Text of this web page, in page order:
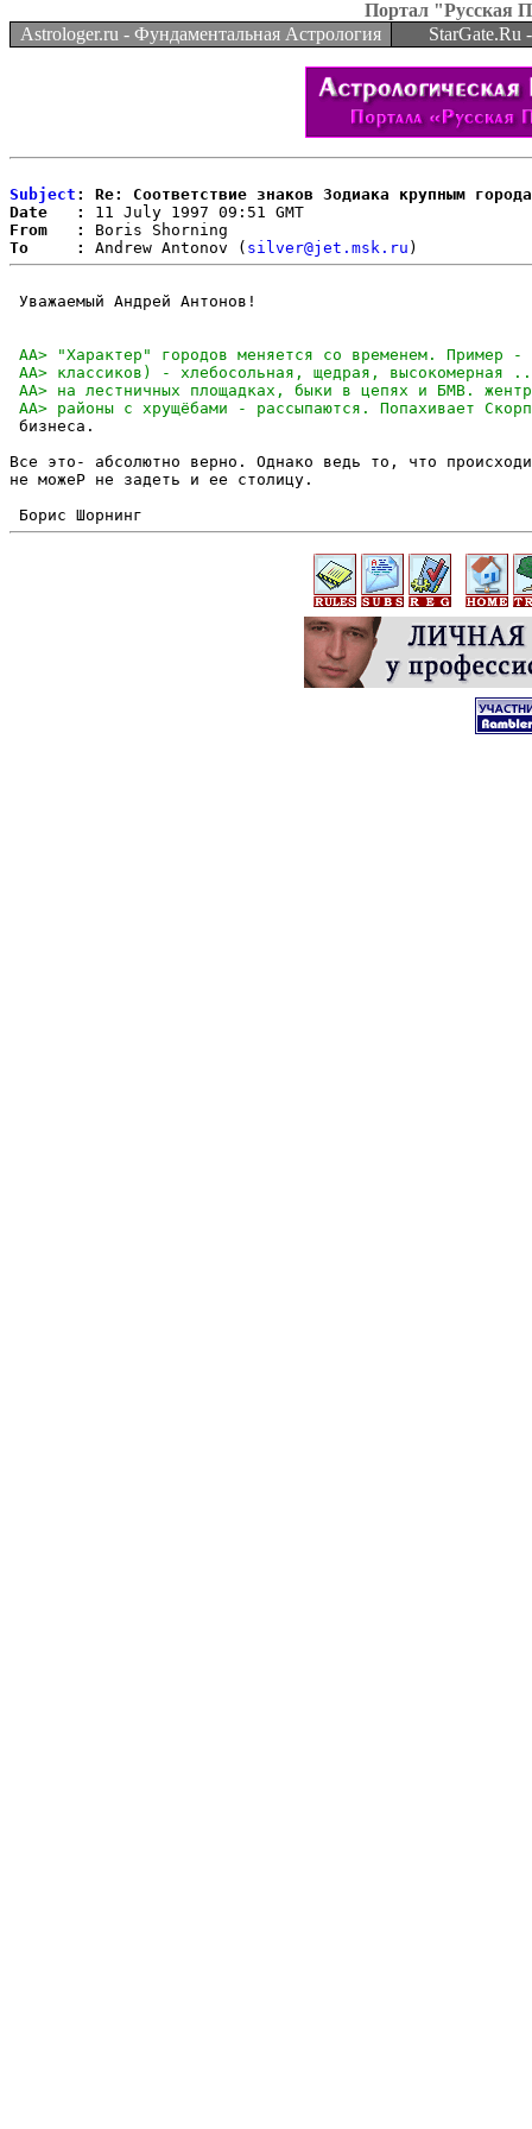
Портал "Русская
Astrologer.ru - Фундаментальная Астрология
StarGate.Ru
Subject : Re: Соответствие знаков Зодиака крупным
Date   :
From   :
To     :
Andrew Antonov ( silver@jet.msk.ru
Уважаемый Андрей Антонов!
бизнеса.
Все это- абсолютно верно. Однако ведь то, что
не можеР не задеть и ее столицу.